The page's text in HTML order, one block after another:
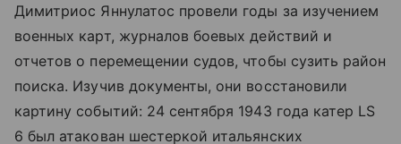
Димитриос Яннулатос провели годы за изучением
военных карт, журналов боевых действий и
отчетов о перемещении судов, чтобы сузить район
поиска. Изучив документы, они восстановили
картину событий: 24 сентября 1943 года катер LS
6 был атакован шестеркой итальянских